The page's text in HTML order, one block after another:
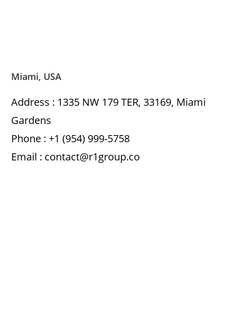
Miami, USA
Address : 1335 NW 179 TER, 33169, Miami
Gardens
Phone : +1 (954) 999-5758
Email : contact@r1group.co